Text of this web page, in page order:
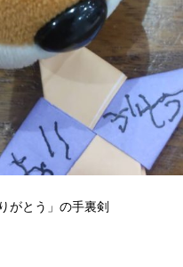
３連休。狙いめです。